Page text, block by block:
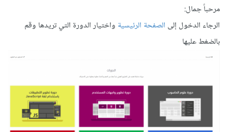
مرحباً جمال:
الرجاء الدخول إلى الصفحة الرئيسية واختيار الدورة التي تريدها وقم
بالضغط عليها